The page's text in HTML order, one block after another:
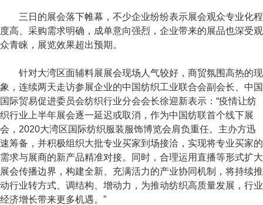
三日的展会落下帷幕，不少企业纷纷表示展会观众专业化程
度高、采购需求明确，成单意向强烈，企业带来的展品也深受观
众青睐，展览效果超出预期。
针对大湾区面辅料展展会现场人气较好，商贸氛围高热的现
象，连续两天走访参展企业的中国纺织工业联合会副会长、中国
国际贸易促进委员会纺织行业分会会长徐迎新表示：“疫情让纺
织行业上半年展会逐一延迟或取消，作为中国纺联首个线下展
会，2020大湾区国际纺织服装服饰博览会肩负重任。主办方迅
速筹备，并积极组织大批专业买家到场接洽，实现将专业买家的
需求与展商的新产品精准对接。同时，合理运用直播等形式扩大
展会传播边界，构建全新、充满活力的产业协同机制，将持续推
动行业转方式、调结构、增动力，为推动纺织高质量发展，行业
经济增长带来更多机遇。”